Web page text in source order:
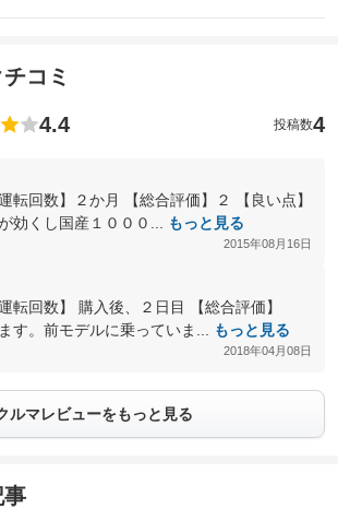
コミ
4.4 投稿数4
転回数】２か月 【総合評価】２ 【良い点】
効くし国産１０００...
もっと見る
2015年08月16日
運転回数】 購入後、２日目 【総合評価】
す。前モデルに乗っていま...
もっと見る
2018年04月08日
ルマレビューをもっと見る
事